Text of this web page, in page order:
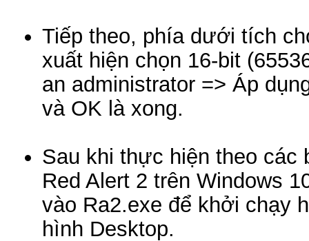
Tiếp theo, phía dưới tích
xuất hiện chọn 16-bit
an administrator => Áp
và OK là xong.
Sau khi thực hiện theo
Red Alert 2 trên Windows
vào Ra2.exe để khởi chạy
hình Desktop.